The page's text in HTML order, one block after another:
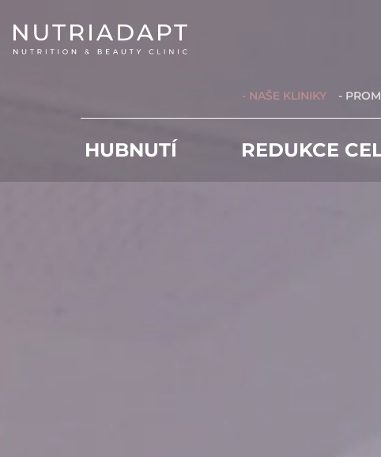
- NAŠE KLINIKY -
HUBNUTÍ REDUKCE